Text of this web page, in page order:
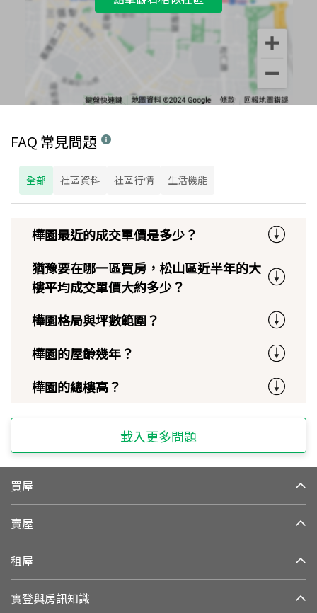
FAQ 常見問題
全部 社區資料 社區行情 生活機能
樺園最近的成交單價是多少？
猶豫要在哪一區買房，松山區近半年的大
樓平均成交單價大約多少？
樺園格局與坪數範圍？
樺園的屋齡幾年？
樺園的總樓高？
載入更多問題
買屋
賣屋
租屋
實登與房訊知識